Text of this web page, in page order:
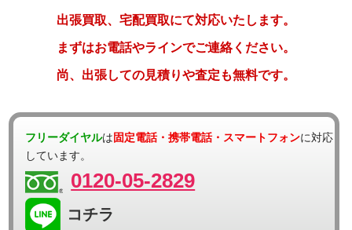
出張買取、宅配買取にて対応いたします。
まずはお電話やラインでご連絡ください。
尚、出張しての見積りや査定も無料です。
フリーダイヤルは固定電話・携帯電話・スマートフォンに対応
しています。
0120-05-2829
コチラ